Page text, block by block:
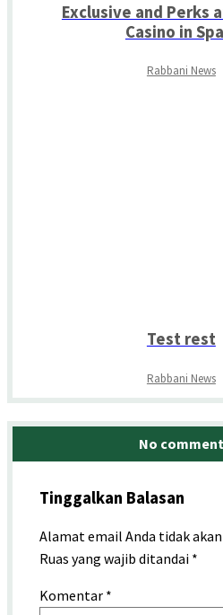
Exclusive and Perks
Casino in
Rabbani News
Test rest
Rabbani News
No comment
Tinggalkan Balasan
Alamat email Anda tidak
Ruas yang wajib ditandai *
Komentar *